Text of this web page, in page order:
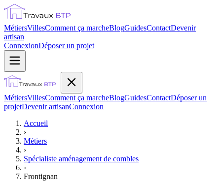
MétiersVillesComment ça marcheBlogGuidesContactDevenir
artisan
ConnexionDéposer un projet
MétiersVillesComment ça marcheBlogGuidesContactDéposer un
projetDevenir artisanConnexion
Accueil
›
Métiers
›
Spécialiste aménagement de combles
›
Frontignan